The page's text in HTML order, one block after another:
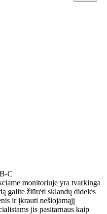
C
monitoriuje yra tvarkinga
galite žiūrėti sklandų didelės
ir įkrauti nešiojamąjį
jis pasitarnaus kaip